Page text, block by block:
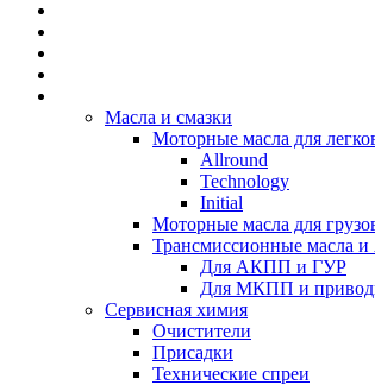
Масла и смазки
Моторные масла для
Allround
Technology
Initial
Моторные масла для
Трансмиссионные масла и
Для АКПП и ГУР
Для МКПП и
Сервисная химия
Очистители
Присадки
Технические спреи